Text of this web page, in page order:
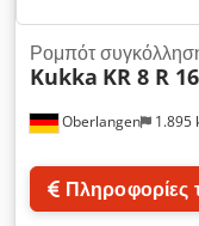
Oberlangen 1.895
Ρομπότ
Kukka KR 8 R
Πληροφορίες